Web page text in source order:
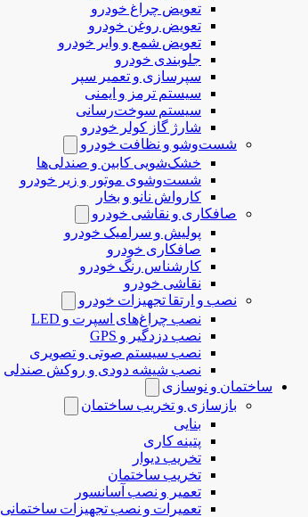
تعویض چراغ خودرو
تعویض روغن خودرو
تعویض شمع و وایر خودرو
جلوبندی خودرو
سپرسازی و تعمیر سپر
سیستم ترمز و ایمنی
سیستم سوخت‌رسانی
شارژ گاز کولر خودرو
شست‌وشو و نظافت خودرو
خشک‌شویی کابین و صندلی‌ها
شست‌وشوی موتور و زیر خودرو
کارواش نانو و بخار
صافکاری و نقاشی خودرو
پولیش و سرامیک خودرو
صافکاری خودرو
کارشناس رنگ خودرو
نقاشی خودرو
نصب و ارتقا تجهیزات خودرو
نصب چراغ‌های اسپرت و LED
نصب دزدگیر و GPS
نصب سیستم صوتی و تصویری
نصب شیشه دودی و روکش صندلی
ساختمان و نوسازی
بازسازی و تخریب ساختمان
بنایی
پتینه کاری
تخریب دیوار
تخریب ساختمان
تعمیر و نصب آسانسور
تعمیرات و نصب تجهیزات ساختمانی